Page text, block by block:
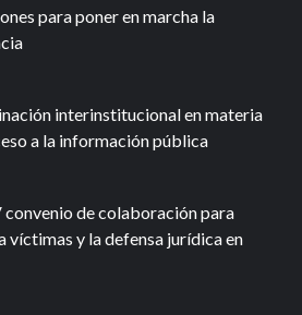
para poner en marcha la
interinstitucional en materia
a la información pública
convenio de colaboración para
víctimas y la defensa jurídica en